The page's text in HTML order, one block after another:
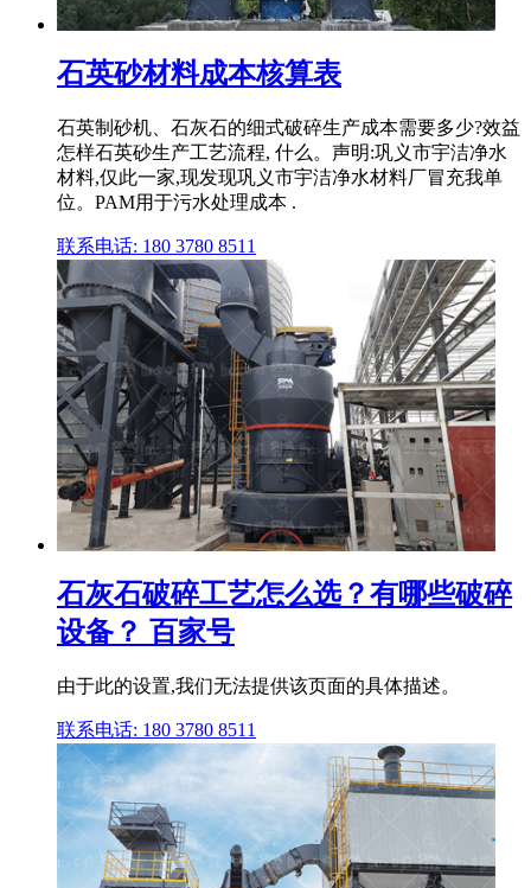
石英砂材料成本核算表
石英制砂机、石灰石的细式破碎生产成本需要多少?效益
怎样石英砂生产工艺流程, 什么。声明:巩义市宇洁净水
材料,仅此一家,现发现巩义市宇洁净水材料厂冒充我单
位。PAM用于污水处理成本 .
联系电话: 180 3780 8511
石灰石破碎工艺怎么选？有哪些破碎
设备？ 百家号
由于此的设置,我们无法提供该页面的具体描述。
联系电话: 180 3780 8511